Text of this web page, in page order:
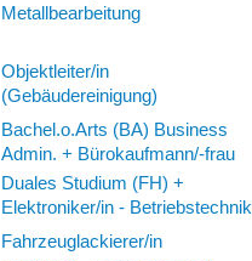
Metallbearbeitung
Objektleiter/in
(Gebäudereinigung)
Bachel.o.Arts (BA) Business
Admin. + Bürokaufmann/-frau
Duales Studium (FH) +
Elektroniker/in - Betriebstechnik
Fahrzeuglackierer/in